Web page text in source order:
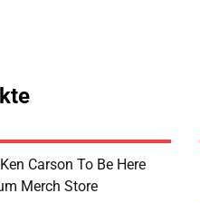
Carson To Be Here
Merch Store